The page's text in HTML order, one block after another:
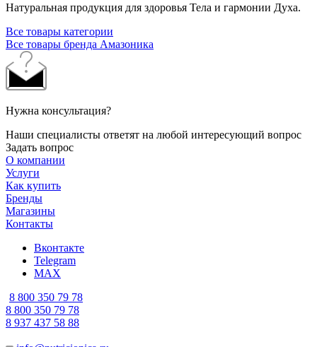
Натуральная продукция для здоровья Тела и гармонии Духа.
Все товары категории
Все товары бренда Амазоника
Нужна консультация?
Наши специалисты ответят на любой интересующий вопрос
Задать вопрос
О компании
Услуги
Как купить
Бренды
Магазины
Контакты
Вконтакте
Telegram
MAX
8 800 350 79 78
8 800 350 79 78
8 937 437 58 88